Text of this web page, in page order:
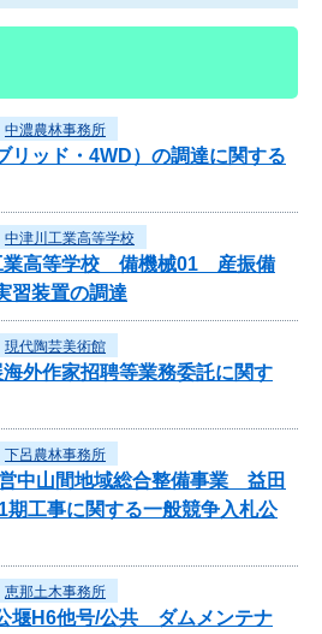
中濃農林事務所
リッド・4WD）の調達に関する
中津川工業高等学校
高等学校 備機械01 産振備
装置の調達
現代陶芸美術館
外作家招聘等業務委託に関す
下呂農林事務所
営中山間地域総合整備事業 益田
期工事に関する一般競争入札公
恵那土木事務所
堰H6他号/公共 ダムメンテナ